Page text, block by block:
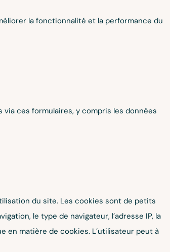
la fonctionnalité et la performance du
ces formulaires, y compris les données
du site. Les cookies sont de petits
le type de navigateur, l’adresse IP, la
en matière de cookies. L’utilisateur peut à